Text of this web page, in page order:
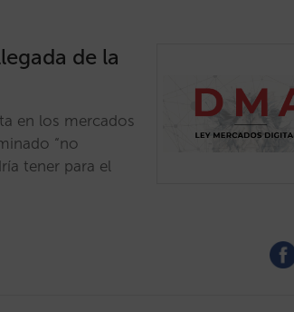
de la
en los mercados
“no
tener para el